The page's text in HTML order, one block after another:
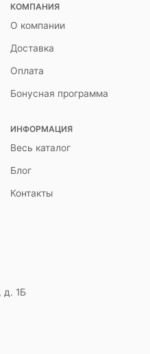
КОМПАНИЯ
О компании
Доставка
Оплата
Бонусная программа
ИНФОРМАЦИЯ
Весь каталог
Блог
Контакты
д. 1Б